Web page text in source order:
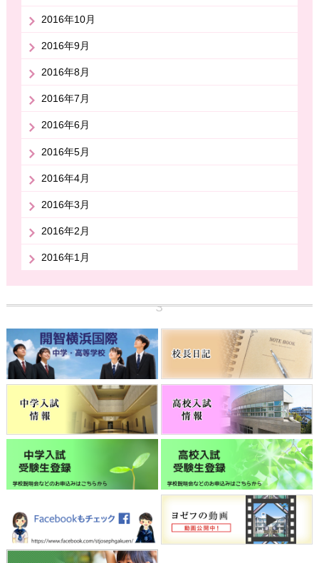
2016年10月
2016年9月
2016年8月
2016年7月
2016年6月
2016年5月
2016年4月
2016年3月
2016年2月
2016年1月